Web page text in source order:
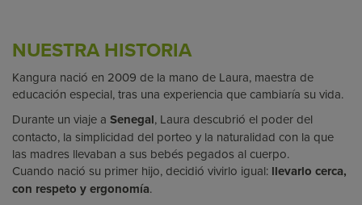
NUESTRA HISTORIA
Kangura nació en 2009 de la mano de Laura, maestra de
educación especial, tras una experiencia que cambiaría su vida.
Durante un viaje a Senegal, Laura descubrió el poder del
contacto, la simplicidad del porteo y la naturalidad con la que
las madres llevaban a sus bebés pegados al cuerpo.
Cuando nació su primer hijo, decidió vivirlo igual: llevarlo cerca,
con respeto y ergonomía.